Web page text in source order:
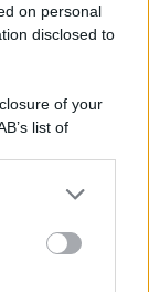
on personal
disclosed to
of your
list of
third parties
more Google